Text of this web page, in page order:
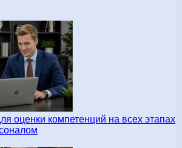
оценки компетенций на всех этапах